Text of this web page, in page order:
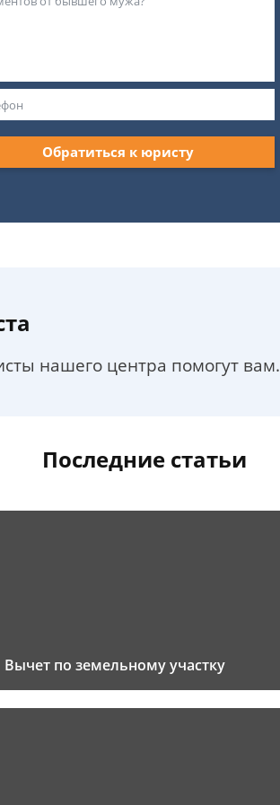
Обратиться к юристу
нашего центра помогут вам.
Последние статьи
Вычет по земельному участку